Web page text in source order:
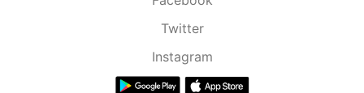
Twitter
Instagram